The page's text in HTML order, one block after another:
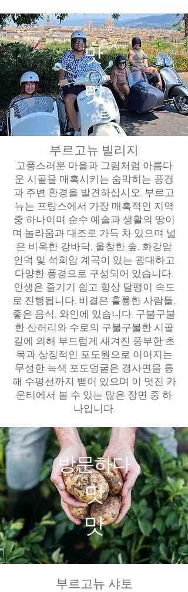
맛
맛
부르고뉴 빌리지
고풍스러운 마을과 그림처럼 아름다
운 시골을 매혹시키는 숨막히는 풍경
과 주변 환경을 발견하십시오. 부르고
뉴는 프랑스에서 가장 매혹적인 지역
중 하나이며 순수 예술과 생활의 땅이
며 놀라움과 대조로 가득 차 있으며 넓
은 비옥한 강바닥, 울창한 숲, 화강암
언덕 및 석회암 계곡이 있는 광대하고
다양한 풍경으로 구성되어 있습니다.
인생은 즐기기 쉽고 항상 달팽이 속도
로 진행됩니다. 비결은 훌륭한 사람들,
좋은 음식, 와인에 있습니다. 구불구불
한 산허리와 수로의 구불구불한 시골
길에 의해 부드럽게 새겨진 풍부한 초
목과 상징적인 포도원으로 이어지는
무성한 녹색 포도덩굴은 경사면을 통
해 수평선까지 뻗어 있으며 이 멋진 카
운티에서 볼 수 있는 많은 장면 중 하
나입니다.
방문하다
맛
맛
부르고뉴 샤토